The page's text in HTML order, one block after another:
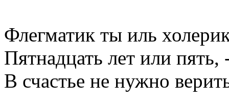
Флег­ма­тик ты иль
Пят­надцать лет или пять,
В счастье не нуж­но